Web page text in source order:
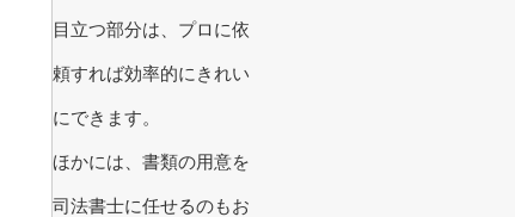
目立つ部分は、プロに依
頼すれば効率的にきれい
にできます。
ほかには、書類の用意を
司法書士に任せるのもお